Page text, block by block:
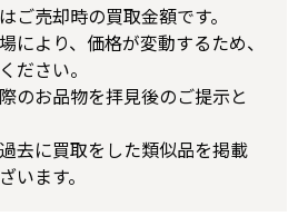
ご売却時の買取金額です。
により、価格が変動するため、
ださい。
のお品物を拝見後のご提示と
去に買取をした類似品を掲載
います。